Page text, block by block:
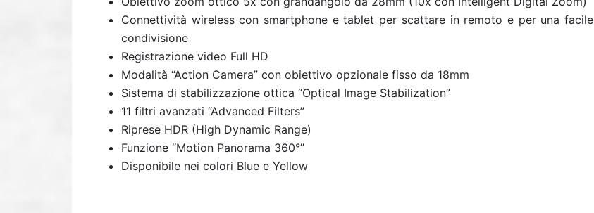
Connettività wireless con smartphone e tablet per scattare in remoto e per una facile
condivisione
Registrazione video Full HD
Modalità “Action Camera” con obiettivo opzionale fisso da 18mm
Sistema di stabilizzazione ottica “Optical Image Stabilization”
11 filtri avanzati “Advanced Filters”
Riprese HDR (High Dynamic Range)
Funzione “Motion Panorama 360°”
Disponibile nei colori Blue e Yellow